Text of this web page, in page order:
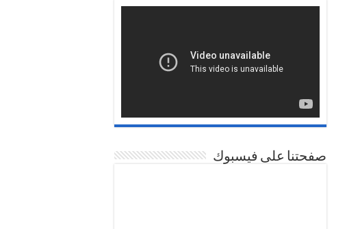
صفحتنا على فيسبوك